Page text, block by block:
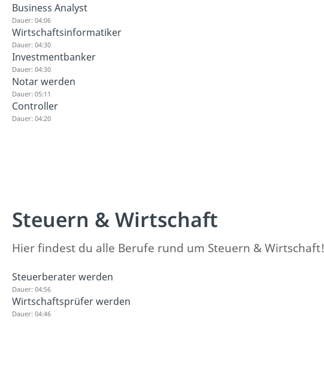
Business Analyst
Dauer: 04:06
Wirtschaftsinformatiker
Dauer: 04:30
Investmentbanker
Dauer: 04:30
Notar werden
Dauer: 05:11
Controller
Dauer: 04:20
Steuern & Wirtschaft
Hier findest du alle Berufe rund um Steuern & Wirtschaft!
Steuerberater werden
Dauer: 04:56
Wirtschaftsprüfer werden
Dauer: 04:46